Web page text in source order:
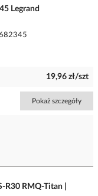
Legrand
19,96 zł/szt
Pokaż szczegóły
R30 RMQ-Titan |